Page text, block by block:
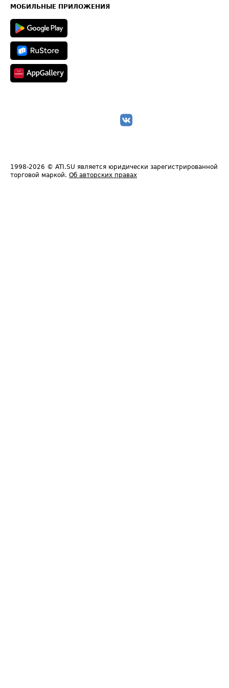
Техническая информация
МОБИЛЬНЫЕ ПРИЛОЖЕНИЯ
1998-2026 © ATI.SU является юридически зарегистрированной
торговой маркой. Об авторских правах